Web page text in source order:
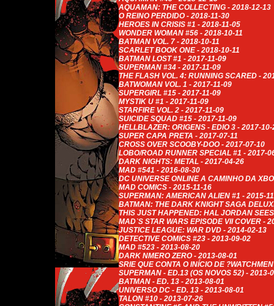
AQUAMAN: THE COLLECTING - 2018-12-13
O REINO PERDIDO - 2018-11-30
HEROES IN CRISIS #1 - 2018-11-05
WONDER WOMAN #56 - 2018-10-11
BATMAN VOL. 7 - 2018-10-11
SCARLET BOOK ONE - 2018-10-11
BATMAN LOST #1 - 2017-11-09
SUPERMAN #34 - 2017-11-09
THE FLASH VOL. 4: RUNNING SCARED -
BATWOMAN VOL. 1 - 2017-11-09
SUPERGIRL #15 - 2017-11-09
MYSTIK U #1 - 2017-11-09
STARFIRE VOL. 2 - 2017-11-09
SUICIDE SQUAD #15 - 2017-11-09
HELLBLAZER: ORIGENS - EDIO 3 - 2017-10-
SUPER CAPA PRETA - 2017-07-11
CROSS OVER SCOOBY-DOO - 2017-07-10
LOBO/ROAD RUNNER SPECIAL #1 - 2017-
DARK NIGHTS: METAL - 2017-04-26
MAD #541 - 2016-08-30
DC UNIVERSE ONLINE A CAMINHO DA
MAD COMICS - 2015-11-16
SUPERMAN: AMERICAN ALIEN #1 - 2015-
BATMAN: THE DARK KNIGHT SAGA
THIS JUST HAPPENED: HAL JORDAN
MAD`S STAR WARS EPISODE VII COVER -
JUSTICE LEAGUE: WAR DVD - 2014-02-13
DETECTIVE COMICS #23 - 2013-09-02
MAD #523 - 2013-08-20
DARK NMERO ZERO - 2013-08-01
SRIE QUE CONTA O INÍCIO DE
SUPERMAN - ED.13 (OS NOVOS 52) - 2013-
BATMAN - ED. 13 - 2013-08-01
UNIVERSO DC - ED. 13 - 2013-08-01
TALON #10 - 2013-07-26